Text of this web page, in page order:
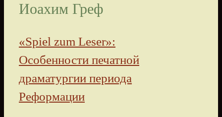
Иоахим Греф
«Spiel zum Leser»:
Особенности печатной
драматургии периода
Реформации